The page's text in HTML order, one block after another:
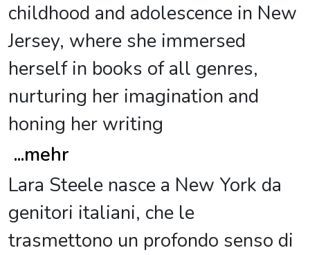
childhood and adolescence in New
Jersey, where she immersed
herself in books of all genres,
nurturing her imagination and
honing her writing
...mehr
Lara Steele nasce a New York da
genitori italiani, che le
trasmettono un profondo senso di